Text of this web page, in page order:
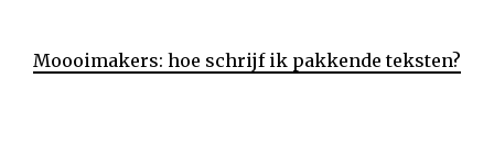
Moooimakers: hoe schrijf ik pakkende teksten?